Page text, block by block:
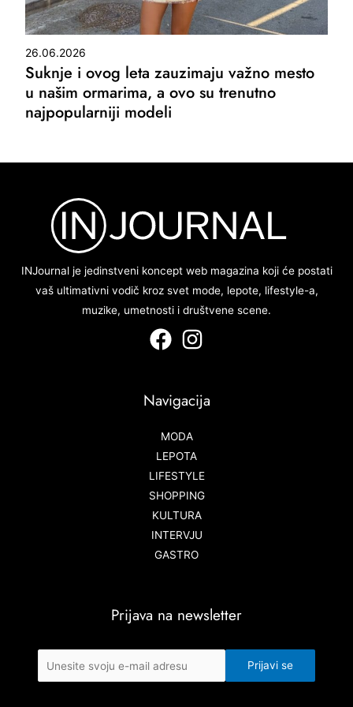
26.06.2026
Suknje i ovog leta zauzimaju važno mesto
u našim ormarima, a ovo su trenutno
najpopularniji modeli
INJournal je jedinstveni koncept web magazina koji će postati
vaš ultimativni vodič kroz svet mode, lepote, lifestyle-a,
muzike, umetnosti i društvene scene.
Navigacija
MODA
LEPOTA
LIFESTYLE
SHOPPING
KULTURA
INTERVJU
GASTRO
Prijava na newsletter